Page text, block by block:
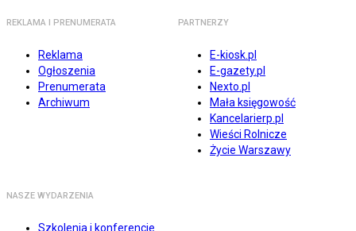
REKLAMA I PRENUMERATA
Reklama
Ogłoszenia
Prenumerata
Archiwum
PARTNERZY
E-kiosk.pl
E-gazety.pl
Nexto.pl
Mała księgowość
Kancelarierp.pl
Wieści Rolnicze
Życie Warszawy
NASZE WYDARZENIA
Szkolenia i konferencje